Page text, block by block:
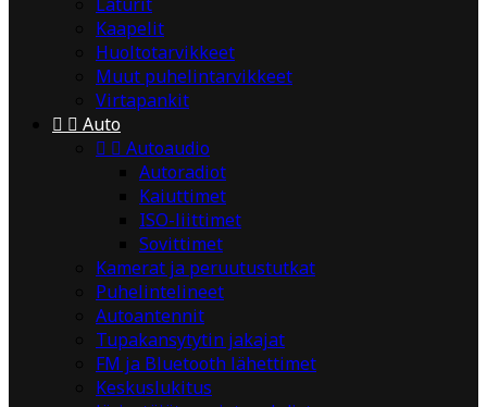
Kaapelit
Huoltotarvikkeet
Muut puhelintarvikkeet
Virtapankit
  Auto
  Autoaudio
Autoradiot
Kaiuttimet
ISO-liittimet
Sovittimet
Kamerat ja peruutustutkat
Puhelintelineet
Autoantennit
Tupakansytytin jakajat
FM ja Bluetooth lähettimet
Keskuslukitus